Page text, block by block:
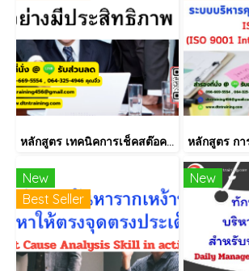
หลักสูตร เทคนิคการเช็คสต๊อคสินค้าอย่างมีประสิทธิภาพ
New
Best Seller
New